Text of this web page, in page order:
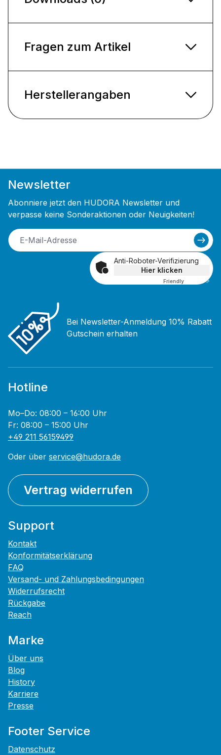
Fragen zum Artikel
Herstellerangaben
Newsletter
Abonniere jetzt den HUDORA Newsletter und
verpasse keine Sonderaktionen oder Neuigkeiten!
Anti-Roboter-Verifizierung
Hier klicken
Friendly Captcha ⇗
Bei Newsletter-Anmeldung 10% Rabatt
Gutschein erhalten
Hotline
Mo–Do: 08:00 – 16:00 Uhr
Fr: 08:00 – 15:00 Uhr
+49 211 56159499
Oder über service@hudora.de
Vertrag widerrufen
Support
Kontakt
Konformitätserklärung
FAQ
Versand- und Zahlungsbedingungen
Widerrufsrecht
Rückgabe
Reach
Marke
Über uns
Blog
History
Karriere
Presse
Footer Service
Datenschutz